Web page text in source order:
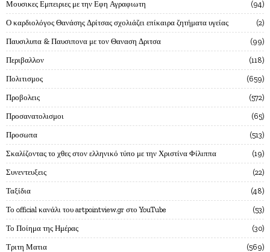
Μουσικες Εμπειριες με την Εφη Αγραφιωτη 94
Ο καρδιολόγος Θανάσης Δρίτσας σχολιάζει επίκαιρα ζητήματα υγείας 2
Παυσιλυπα & Παυσιπονα με τον Θαναση Δριτσα 99
Περιβαλλον 118
Πολιτισμος 659
Προβολεις 572
Προσανατολισμοι 65
Προσωπα 513
Σκαλίζοντας το χθες στον ελληνικό τύπο με την Χριστίνα Φίλιππα 19
Συνεντευξεις 22
Ταξίδια 48
Το official κανάλι του artpointview.gr στο YouTube 53
Το Ποίημα της Ημέρας 30
Τριτη Ματια 569